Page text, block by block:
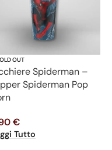
OUT
Spiderman –
Spiderman Pop
€
Tutto